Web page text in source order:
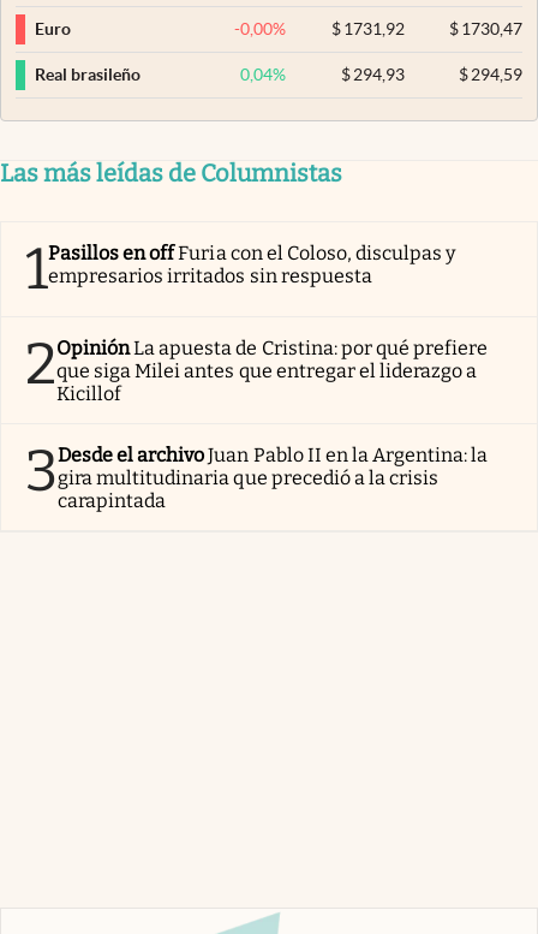
Euro -0,00% $ 1731,92 $1730,47
Real brasileño 0,04% $ 294,93 $294,59
Las más leídas de Columnistas
1Pasillos en offFuria con el Coloso, disculpas y
empresarios irritados sin respuesta
2OpiniónLa apuesta de Cristina: por qué prefiere
que siga Milei antes que entregar el liderazgo a
Kicillof
3Desde el archivoJuan Pablo II en la Argentina: la
gira multitudinaria que precedió a la crisis
carapintada